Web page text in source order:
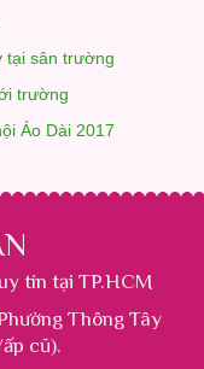
tại sân trường
trường
Áo Dài 2017
tín tại TP.HCM
Thông Tây
cũ).